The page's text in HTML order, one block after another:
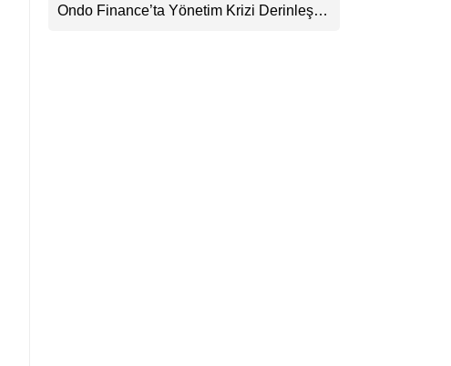
Ondo Finance’ta Yönetim Krizi Derinleşti: